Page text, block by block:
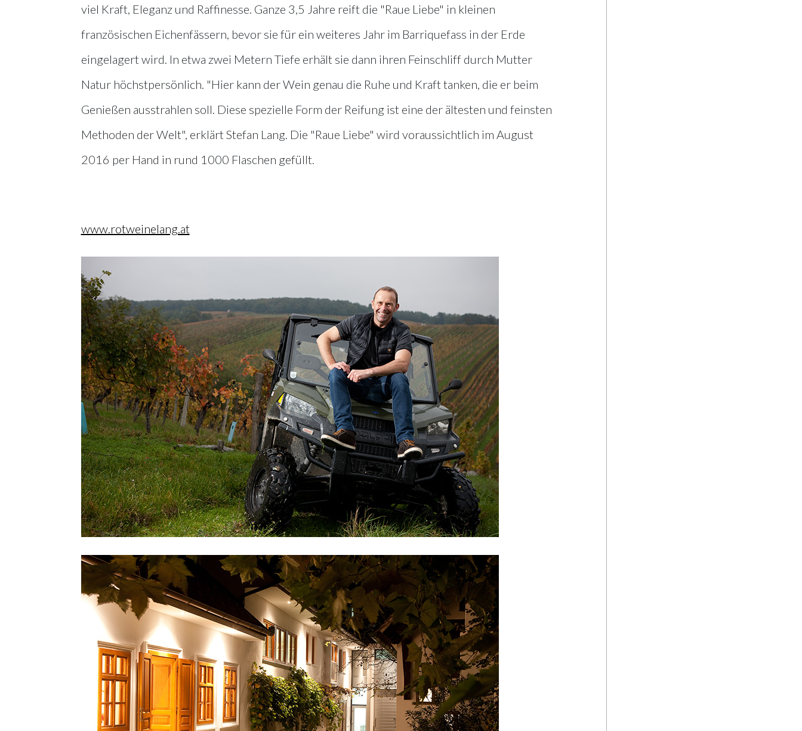
viel Kraft, Eleganz und Raffinesse. Ganze 3,5 Jahre reift die "Raue Liebe" in kleinen
französischen Eichenfässern, bevor sie für ein weiteres Jahr im Barriquefass in der Erde
eingelagert wird. In etwa zwei Metern Tiefe erhält sie dann ihren Feinschliff durch Mutter
Natur höchstpersönlich. "Hier kann der Wein genau die Ruhe und Kraft tanken, die er beim
Genießen ausstrahlen soll. Diese spezielle Form der Reifung ist eine der ältesten und feinsten
Methoden der Welt", erklärt Stefan Lang. Die "Raue Liebe" wird voraussichtlich im August
2016 per Hand in rund 1000 Flaschen gefüllt.
www.rotweinelang.at